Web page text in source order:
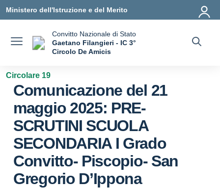
Ministero dell'Istruzione e del Merito
Convitto Nazionale di Stato
Gaetano Filangieri - IC 3°
Circolo De Amicis
Circolare 19
Comunicazione del 21
maggio 2025: PRE-
SCRUTINI SCUOLA
SECONDARIA I Grado
Convitto- Piscopio- San
Gregorio D’Ippona